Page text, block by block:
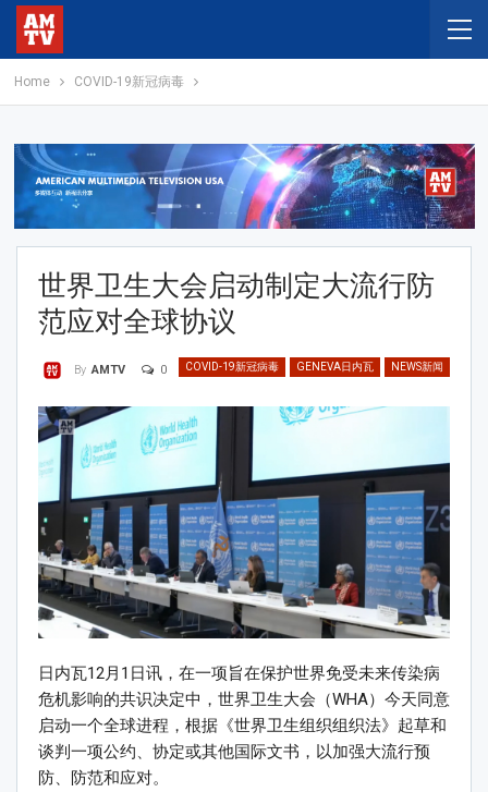
Home COVID-19新冠病毒
世界卫生大会启动制定大流行防
范应对全球协议
COVID-19新冠病毒 GENEVA日内瓦 NEWS新闻
By AMTV 0
日内瓦12月 1 日讯，在一项旨在保护世界免受未来传染病
危机影响的共识决定中，世界卫生大会（WHA）今天同意
启动一个全球进程，根据《世界卫生组织组织法》起草和
谈判一项公约、协定或其他国际文书，以加强大流行预
防、防范和应对。